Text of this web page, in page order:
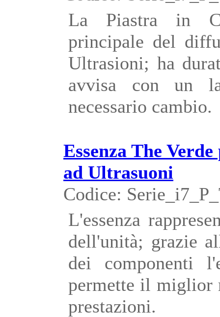
La Piastra in
principale del
Ultrasioni; ha
avvisa con un
necessario cambio.
Essenza The
ad Ultrasuoni
Codice:
L'essenza
dell'unità; grazie
dei componenti
permette il miglior
prestazioni.